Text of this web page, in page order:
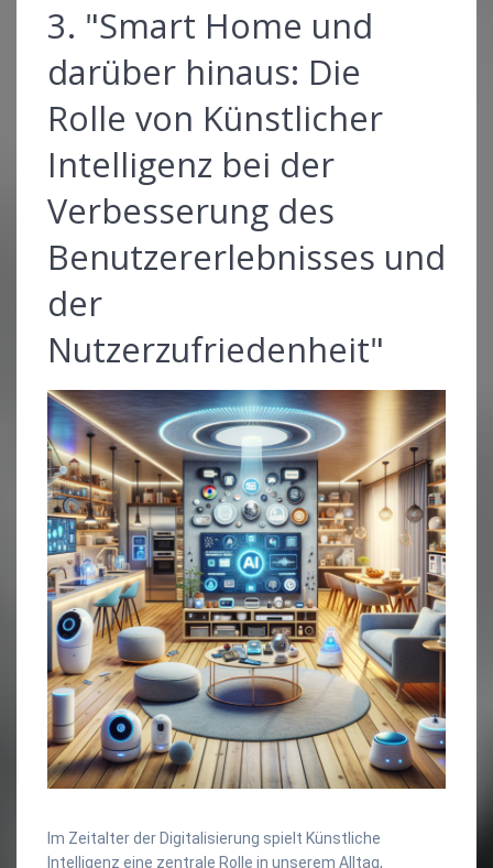
3. "Smart Home und
darüber hinaus: Die
Rolle von Künstlicher
Intelligenz bei der
Verbesserung des
Benutzererlebnisses und
der
Nutzerzufriedenheit"
Im Zeitalter der Digitalisierung spielt Künstliche
Intelligenz eine zentrale Rolle in unserem Alltag,